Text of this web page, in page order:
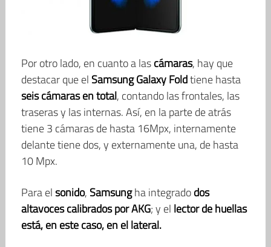
Por otro lado, en cuanto a lascámaras, hay que
destacar que el Samsung Galaxy Foldtiene hasta
seis cámaras en total, contando las frontales, las
traseras y las internas. Así, en la parte de atrás
tiene 3 cámaras de hasta 16Mpx, internamente
delante tiene dos, y externamente una, de hasta
10 Mpx.
Para elsonido, Samsungha integradodos
altavoces calibrados por AKG; y el lector de huellas
está, en este caso, en el lateral.